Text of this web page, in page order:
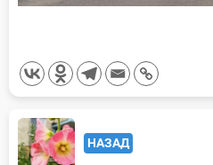
<span
class="nav-НАЗАД